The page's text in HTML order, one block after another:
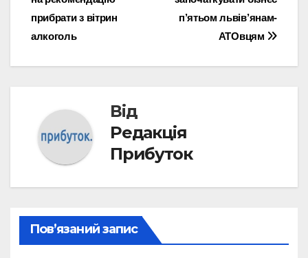
п’ятьом львів’янам-
АТОвцям
прибрати з вітрин
алкоголь
Від
Редакція
Прибуток
Пов’язаний запис